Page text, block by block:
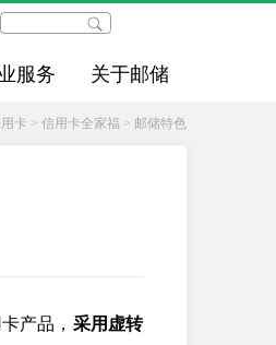
服务 关于邮储
卡 > 信用卡全家福 > 邮储特色
产品， 采用虚转